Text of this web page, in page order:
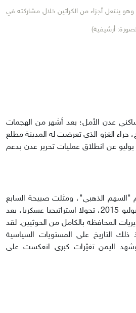
وهو ينتعل أجزاء من الكراتين خلال مشاركته في
عدن الأمل؛ بعد أشهر من الهجمات
جراء الغزو الذي تعرضت له المدينة مطلع
مارس 2015، اُعلن في 14 يوليو عن انطلاق عمليات تحرير عدن بدعم
"السهم الذهبي"، ومثلت صبيحة السابع
والعشرين من رمضان، 17 يوليو 2015، تحولا استراتيجيا عسكريا، بعد
المحافظة بالكامل من الحوثيين. لقد
ذلك التاريخ على المستويات السياسية
وشهد اليمن تغيّرات كبرى انعكست على